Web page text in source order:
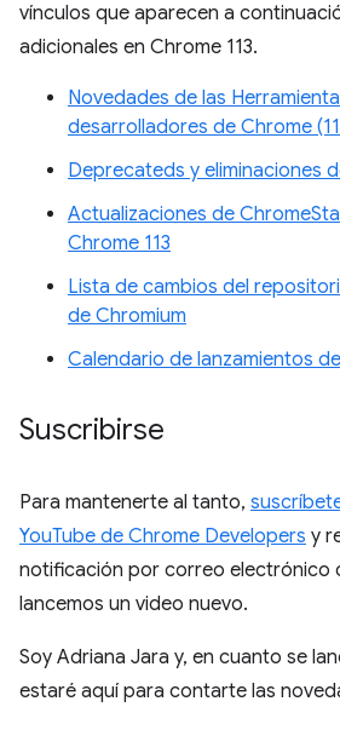
vínculos que aparecen a
adicionales en Chrome 113.
Novedades de las
desarrolladores de Chrome
Deprecateds y eliminaciones
Actualizaciones de
Chrome 113
Lista de cambios del
de Chromium
Calendario de lanzamientos
Suscribirse
Para mantenerte al tanto,
YouTube de Chrome Developers y
notificación por correo electrónico
lancemos un video nuevo.
Soy Adriana Jara y, en cuanto se
estaré aquí para contarte las